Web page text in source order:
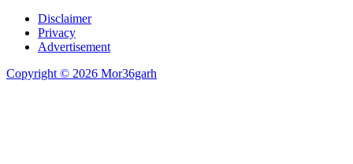
Disclaimer
Privacy
Advertisement
Copyright © 2026 Mor36garh